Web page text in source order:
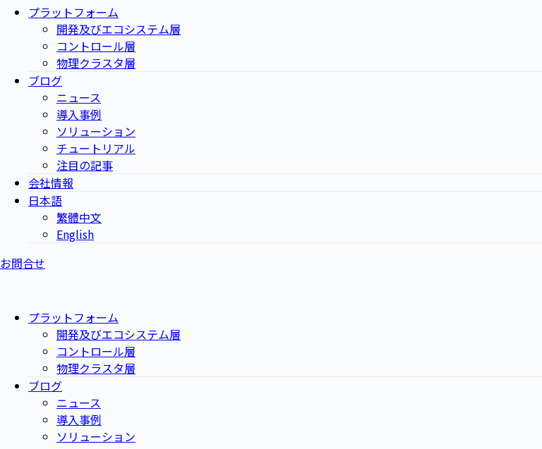
プラットフォーム
開発及びエコシステム層
コントロール層
物理クラスタ層
ブログ
ニュース
導入事例
ソリューション
チュートリアル
注目の記事
会社情報
日本語
繁體中文
English
お問合せ
プラットフォーム
開発及びエコシステム層
コントロール層
物理クラスタ層
ブログ
ニュース
導入事例
ソリューション